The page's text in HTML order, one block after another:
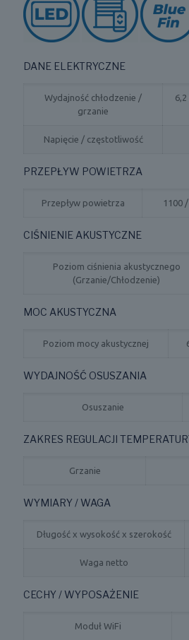
DANE ELEKTRYCZNE
Wydajność chłodzenie /
grzanie
Napięcie / częstotliwość
PRZEPŁYW POWIETRZA
Przepływ powietrza 1100
CIŚNIENIE AKUSTYCZNE
Poziom ciśnienia akustycznego
(Grzanie/Chłodzenie)
MOC AKUSTYCZNA
Poziom mocy akustycznej
WYDAJNOŚĆ OSUSZANIA
Osuszanie
ZAKRES REGULACJI
Grzanie
WYMIARY / WAGA
Długość x wysokość x szerokość
Waga netto
CECHY / WYPOSAŻENIE
Moduł WiFi